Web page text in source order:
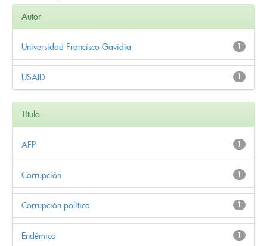
Autor
1
Universidad Francisco Gavidia
1
USAID
Título
1
AFP
1
Corrupción
1
Corrupción política
1
Endémico